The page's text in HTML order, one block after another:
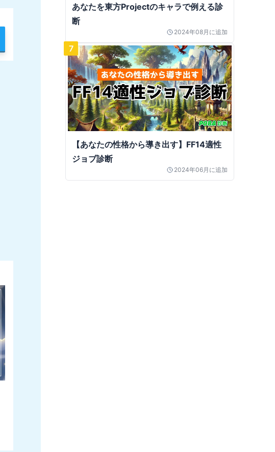
あなたを東方Projectのキャラで例える診
断
2024年08月 に追加
7
【あなたの性格から導き出す】FF14適性
ジョブ診断
2024年06月 に追加